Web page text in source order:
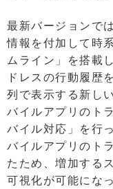
最新バージョンで
情報を付加して時
ムライン」を搭載
ドレスの行動履歴
列で表示する新し
バイルアプリのト
バイル対応」を行
バイルアプリのト
たため、増加する
可視化が可能になっ